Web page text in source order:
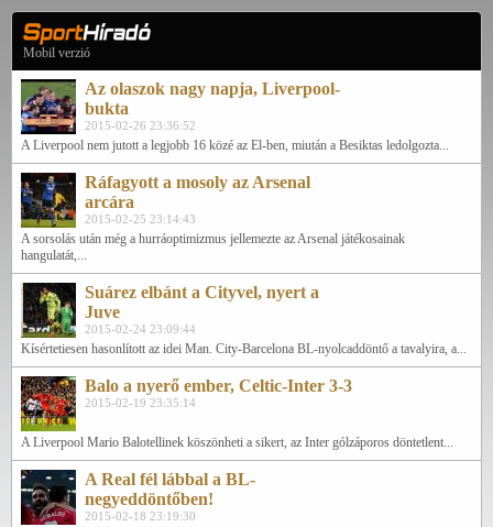
Mobil verzió
Az olaszok nagy napja, Liverpool-
bukta
2015-02-26 23:36:52
A Liverpool nem jutott a legjobb 16 közé az El-ben, miután a Besiktas ledolgozta...
Ráfagyott a mosoly az Arsenal
arcára
2015-02-25 23:14:43
A sorsolás után még a hurráoptimizmus jellemezte az Arsenal játékosainak
hangulatát,...
Suárez elbánt a Cityvel, nyert a
Juve
2015-02-24 23:09:44
Kísértetiesen hasonlított az idei Man. City-Barcelona BL-nyolcaddöntő a tavalyira, a...
Balo a nyerő ember, Celtic-Inter 3-3
2015-02-19 23:35:14
A Liverpool Mario Balotellinek köszönheti a sikert, az Inter gólzáporos döntetlent...
A Real fél lábbal a BL-
negyeddöntőben!
2015-02-18 23:19:30